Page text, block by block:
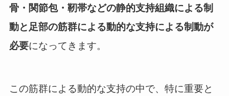
骨・関節包・靭帯などの静的支持組織による制
動と足部の筋群による動的な支持による制動が
必要になってきます。
この筋群による動的な支持の中で、特に重要と